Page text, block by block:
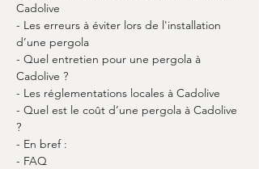
Cadolive
- Les erreurs à éviter lors de l'installation
d’une pergola
- Quel entretien pour une pergola à
Cadolive ?
- Les réglementations locales à Cadolive
- Quel est le coût d’une pergola à Cadolive
?
- En bref :
- FAQ